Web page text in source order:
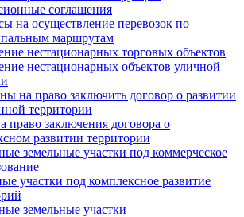
соглашения
на осуществление перевозок по
маршрутам
нестационарных торговых объектов
нестационарных объектов уличной
на право заключить договор о развитии
территории
право заключения договора о
развитии территории
земельные участки под коммерческое
участки под комплексное развитие
земельные участки